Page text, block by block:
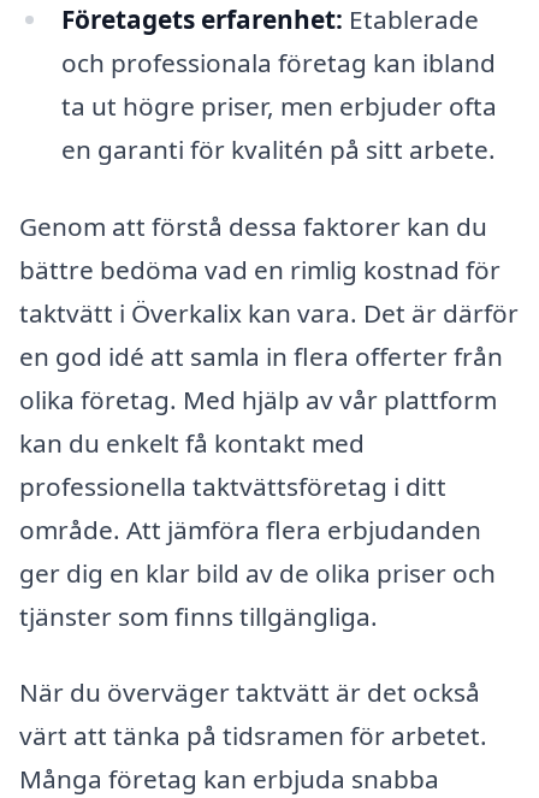
Företagets erfarenhet: Etablerade
och professionala företag kan ibland
ta ut högre priser, men erbjuder ofta
en garanti för kvalitén på sitt arbete.
Genom att förstå dessa faktorer kan du
bättre bedöma vad en rimlig kostnad för
taktvätt i Överkalix kan vara. Det är därför
en god idé att samla in flera offerter från
olika företag. Med hjälp av vår plattform
kan du enkelt få kontakt med
professionella taktvättsföretag i ditt
område. Att jämföra flera erbjudanden
ger dig en klar bild av de olika priser och
tjänster som finns tillgängliga.
När du överväger taktvätt är det också
värt att tänka på tidsramen för arbetet.
Många företag kan erbjuda snabba